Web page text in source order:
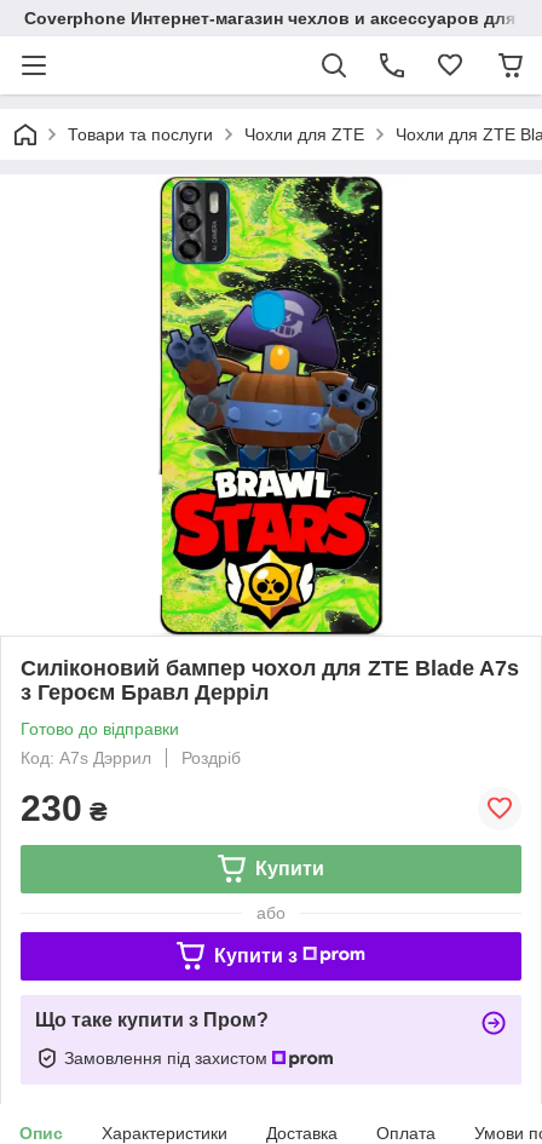
Coverphone Интернет-магазин чехлов и аксессуаров для
Товари та послуги Чохли для ZTE Чохли для ZTE
Силіконовий бампер чохол для ZTE Blade A7s
з Героєм Бравл Дерріл
Готово до відправки
Код: A7s Дэррил
Роздріб
230 ₴
Купити
або
Купити з
Що таке купити з Пром?
Замовлення під захистом
Опис Характеристики Доставка Оплата Умови